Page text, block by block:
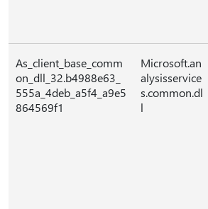
As_client_base_comm
on_dll_32.b4988e63_
555a_4deb_a5f4_a9e5
864569f1
Microsoft.an
alysisservice
s.common.dl
l